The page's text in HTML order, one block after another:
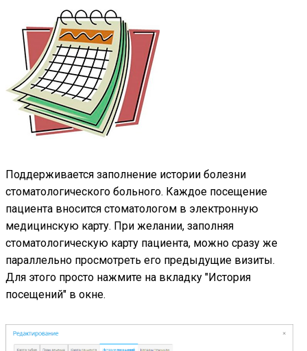
Поддерживается заполнение истории болезни
стоматологического больного. Каждое посещение
пациента вносится стоматологом в электронную
медицинскую карту. При желании, заполняя
стоматологическую карту пациента, можно сразу же
параллельно просмотреть его предыдущие визиты.
Для этого просто нажмите на вкладку "История
посещений" в окне.